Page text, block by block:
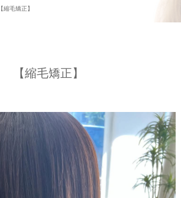
【縮毛矯正】
【縮毛矯正】